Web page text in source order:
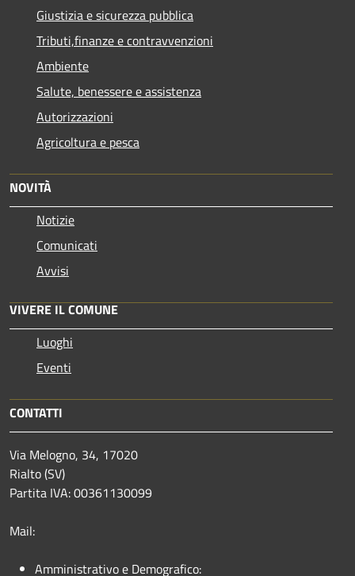
Giustizia e sicurezza pubblica
Tributi,finanze e contravvenzioni
Ambiente
Salute, benessere e assistenza
Autorizzazioni
Agricoltura e pesca
NOVITÀ
Notizie
Comunicati
Avvisi
VIVERE IL COMUNE
Luoghi
Eventi
CONTATTI
Via Melogno, 34, 17020
Rialto (SV)
Partita IVA: 00361130099
Mail:
Amministrativo e Demografico: